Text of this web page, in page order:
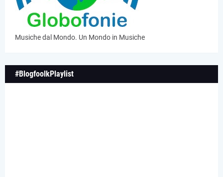
Musiche dal Mondo. Un Mondo in Musiche
#BlogfoolkPlaylist